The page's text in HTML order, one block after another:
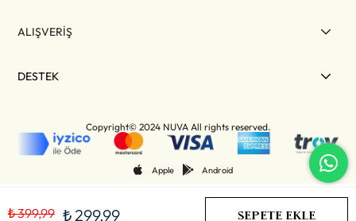
₺ 399,99 ₺ 299,99
ALIŞVERİŞ
DESTEK
Copyright© 2024 NUVA All rights reserved.
Apple Android